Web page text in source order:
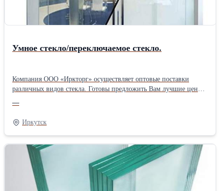
Умное стекло/переключаемое стекло.
Компания ООО «Иркторг» осуществляет оптовые поставки
различных видов стекла. Готовы предложить Вам лучшие цены
стекло/переключаемое стекло. При подключению к
электричеству стекло становиться прозрачным, при отключении,
вновь становится матовым. Умное стекло, помимо функции
защиты конфиденциальности, имеет все функции применения
безопасного стекла. Обычно используется в больших офисах,
торговых центрах, крупных предприятиях и домах высокого
класса. Характеристики: Толщина – от 4+4 до 6+6 мм,
Максимальный размер – 1800*3660 мм, Минимальный размер –
100*150 мм Гнутое : Радиус 700-5000 мм, Длина арки:
—
Иркутск